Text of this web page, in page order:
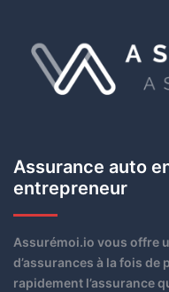
Assurance auto
entrepreneur
Assurémoi.io vous offre
d’assurances à la fois
rapidement l’assurance